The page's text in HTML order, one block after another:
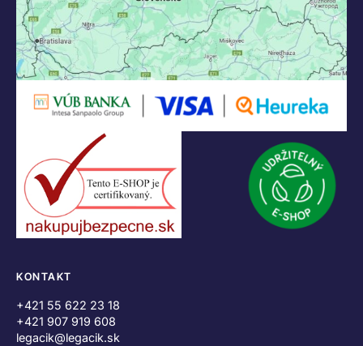
KONTAKT
+421 55 622 23 18
+421 907 919 608
legacik@legacik.sk